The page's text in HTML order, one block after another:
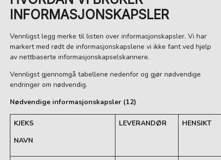
INFORMASJONSKAPSLER
Vennligst legg merke til listen over informasjonskapsler. Vi har
markert med rødt de informasjonskapslene vi ikke fant ved hjelp
av nettbaserte informasjonskapselskannere.
Vennligst gjennomgå tabellene nedenfor og gjør nødvendige
endringer om nødvendig.
Nødvendige informasjonskapsler (12)
KJEKS
NAVN
LEVERANDØR HENSIKT